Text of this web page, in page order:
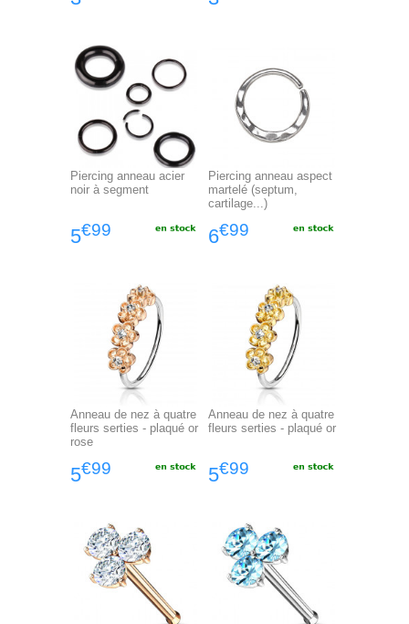
Piercing anneau acier
noir à segment
5€99
Piercing anneau aspect
martelé (septum,
cartilage...)
6€99
Anneau de nez à quatre
fleurs serties - plaqué or
rose
5€99
Anneau de nez à quatre
fleurs serties - plaqué or
5€99